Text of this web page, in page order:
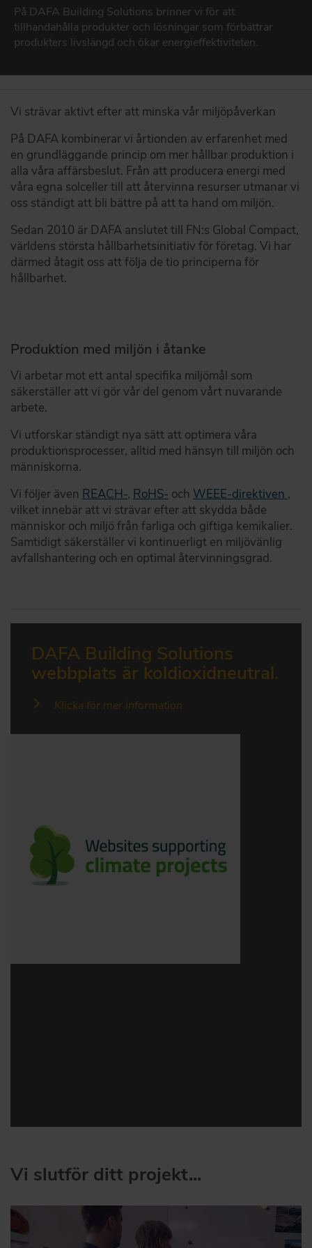
På DAFA Building Solutions brinner vi för att
tillhandahålla produkter och lösningar som förbättrar
produkters livslängd och ökar energieffektiviteten.
Vi strävar aktivt efter att minska vår miljöpåverkan
På DAFA kombinerar vi årtionden av erfarenhet med
en grundläggande princip om mer hållbar produktion i
alla våra affärsbeslut. Från att producera energi med
våra egna solceller till att återvinna resurser utmanar vi
oss ständigt att bli bättre på att ta hand om miljön.
Sedan 2010 är DAFA anslutet till FN:s Global Compact,
världens största hållbarhetsinitiativ för företag. Vi har
därmed åtagit oss att följa de tio principerna för
hållbarhet.
Produktion med miljön i åtanke
Vi arbetar mot ett antal specifika miljömål som
säkerställer att vi gör vår del genom vårt nuvarande
arbete.
Vi utforskar ständigt nya sätt att optimera våra
produktionsprocesser, alltid med hänsyn till miljön och
människorna.
Vi följer även REACH-, RoHS- och WEEE-direktiven ,
vilket innebär att vi strävar efter att skydda både
människor och miljö från farliga och giftiga kemikalier.
Samtidigt säkerställer vi kontinuerligt en miljövänlig
avfallshantering och en optimal återvinningsgrad.
DAFA Building Solutions
webbplats är koldioxidneutral.
Klicka för mer information
Vi slutför ditt projekt...
EPD
Miljøvaredeklarationer
GÅ TILL BÆREDYGTIGHED
DAFA BUILDING SOLUTIONS
DAFA INDUSTRIAL SOLUTIONS